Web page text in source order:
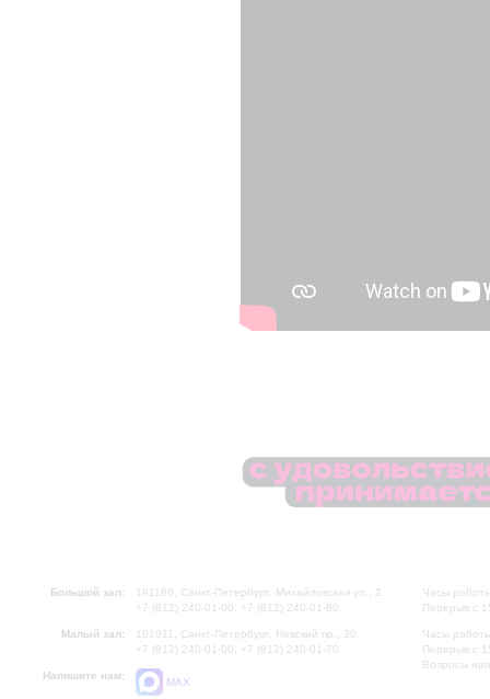
Большой зал:
191186, Санкт-Петербург, Михайловская ул., 2
+7 (812) 240-01-00, +7 (812) 240-01-80
Малый зал:
191011, Санкт-Петербург, Невский пр., 30
+7 (812) 240-01-00, +7 (812) 240-01-70
Напишите нам:
MAX
Часы
Перерыв с
Часы
Перерыв с
Вопросы